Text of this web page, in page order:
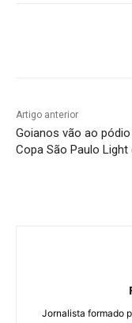
Artigo anterior
Goianos vão ao
Copa São Paulo Light
Jornalista formado